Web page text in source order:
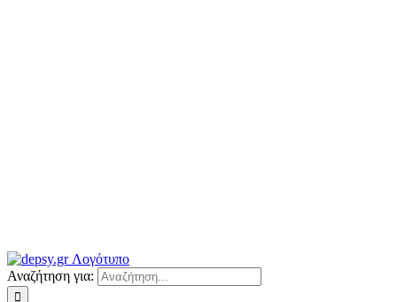
Αναζήτηση για: